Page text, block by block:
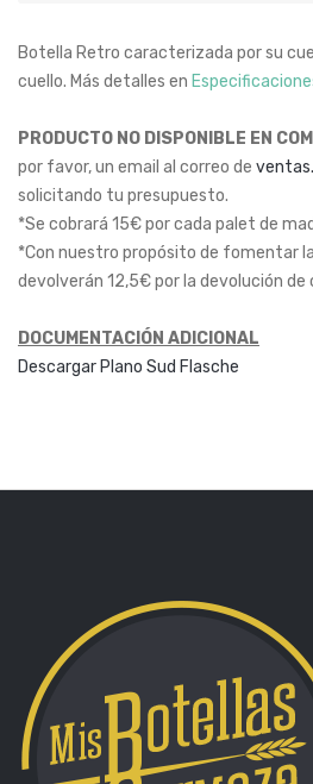
Botella Retro caracterizada por su
cuello. Más detalles en
PRODUCTO NO DISPONIBLE EN
por favor, un email al correo de
solicitando tu presupuesto.
*Se cobrará 15€ por cada palet de
*Con nuestro propósito de fomentar
devolverán 12,5€ por la devolución de
DOCUMENTACIÓN ADICIONAL
Descargar Plano Sud Flasche